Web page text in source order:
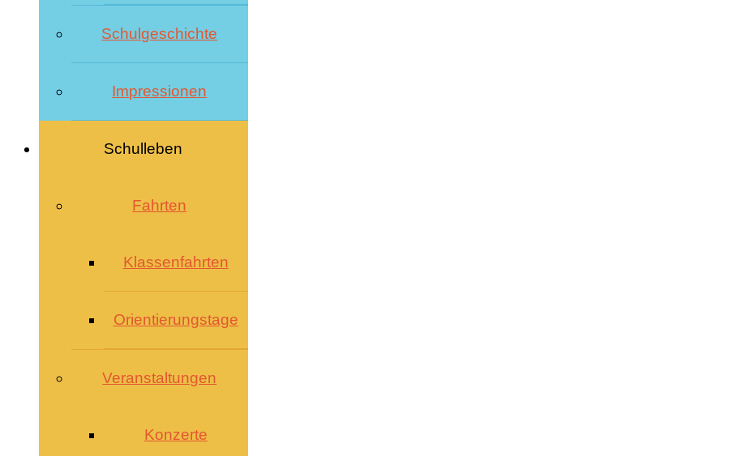
Schulgeschichte
Impressionen
Schulleben
Fahrten
Klassenfahrten
Orientierungstage
Veranstaltungen
Konzerte